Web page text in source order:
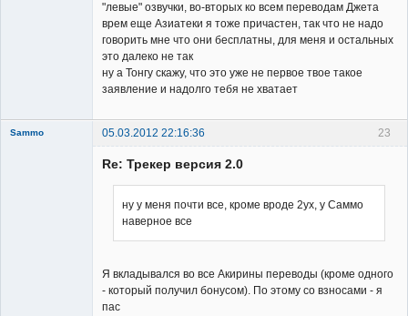
"левые" озвучки, во-вторых ко всем переводам Джета
врем еще Азиатеки я тоже причастен, так что не надо
говорить мне что они бесплатны, для меня и остальных
это далеко не так
ну а Тонгу скажу, что это уже не первое твое такое
заявление и надолго тебя не хватает
23
Sammo
05.03.2012 22:16:36
Re: Трекер версия 2.0
ну у меня почти все, кроме вроде 2ух, у Саммо
наверное все
Я вкладывался во все Акирины переводы (кроме одного
- который получил бонусом). По этому со взносами - я
пас